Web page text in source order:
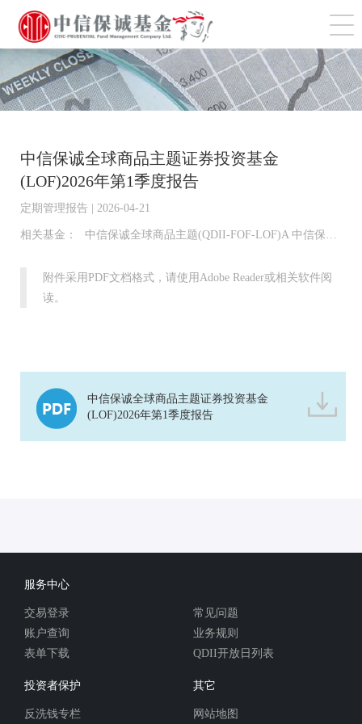
切
中信保诚全球商品主题证券投资基金
(LOF)2026年第1季度报告
定期管理报告 | 2026-04-21
相关基金： 中信保诚全球商品主题(QDII-FOF-LOF)A 中信保诚全球商品主题(QDII-FOF-LOF)C
附件采用PDF文档格式，请使用Adobe Reader或相关软件阅
读。
中信保诚全球商品主题证券投资基金
(LOF)2026年第1季度报告
服务中心
交易登录
账户查询
表单下载
常见问题
业务规则
QDII开放日列表
投资者保护
反洗钱专栏
其它
网站地图